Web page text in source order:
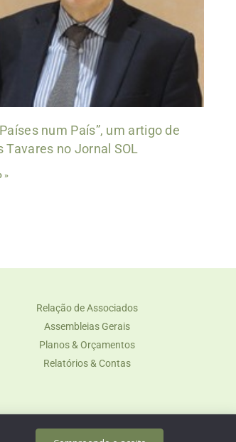
num País”, um artigo de
Tavares no Jornal SOL
»
Relação de Associados
Assembleias Gerais
Planos & Orçamentos
Relatórios & Contas